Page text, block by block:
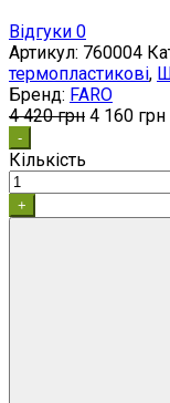
Відгуки 0
Артикул: 760004
термопластикові,
Бренд: FARO
4 420грн 4 160 грн
-
Кількість
+